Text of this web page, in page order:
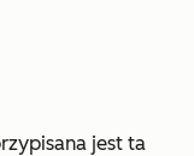
jest ta